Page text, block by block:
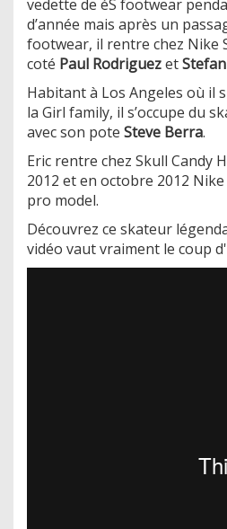
vedette de éS footwear
d’année mais après un
footwear, il rentre chez Nike
coté Paul Rodriguezet
Habitant à Los Angeles où il
la Girl family, il s’occupe du
avec son pote Steve Berra.
Eric rentre chez Skull Candy
2012 et en octobre 2012
pro model.
Découvrez ce skateur
vidéo vaut vraiment le coup